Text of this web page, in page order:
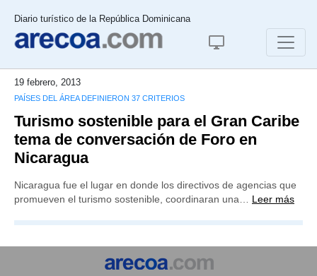
Diario turístico de la República Dominicana
19 febrero, 2013
PAÍSES DEL ÁREA DEFINIERON 37 CRITERIOS
Turismo sostenible para el Gran Caribe
tema de conversación de Foro en
Nicaragua
Nicaragua fue el lugar en donde los directivos de agencias que
promueven el turismo sostenible, coordinaran una… Leer más